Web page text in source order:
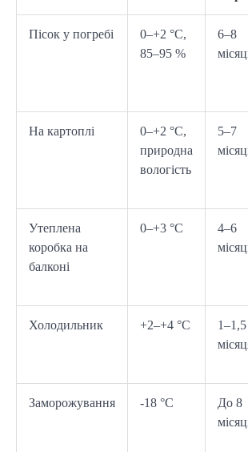
Пісок у погребі
0–+2 °C,
85–95 %
6–8
На картоплі
0–+2 °C,
природна
вологість
5–7
Утеплена
коробка на
балконі
0–+3 °C
4–6
Холодильник +2–+4 °C
1–1,5
Заморожування -18 °C
До 8